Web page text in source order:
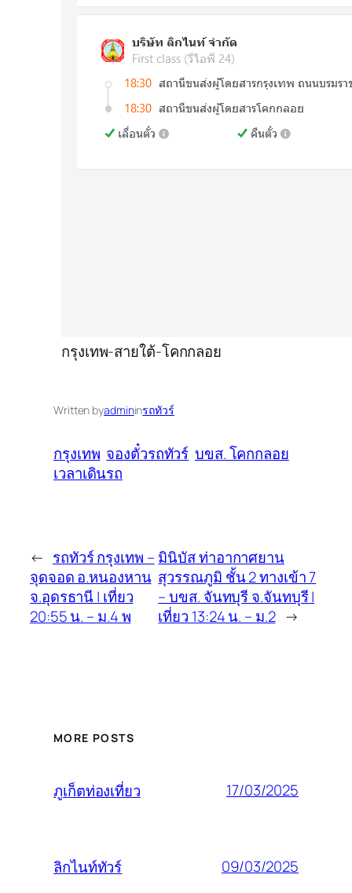
กรุงเทพ-สายใต้-โคกกลอย
Written byadmininรถทัวร์
กรุงเทพ จองตั๋วรถทัวร์ บขส. โคกกลอย
เวลาเดินรถ
← รถทัวร์ กรุงเทพ –
จุดจอด อ.หนองหาน
จ.อุดรธานี | เที่ยว
20:55 น. – ม.4 พ
มินิบัส ท่าอากาศยาน
สุวรรณภูมิ ชั้น 2 ทางเข้า 7
– บขส. จันทบุรี จ.จันทบุรี |
เที่ยว 13:24 น. – ม.2 →
MORE POSTS
ภูเก็ตท่องเที่ยว 17/03/2025
ลิกไนท์ทัวร์ 09/03/2025